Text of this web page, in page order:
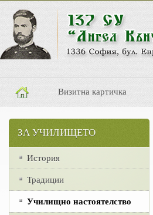
Визитна картичка
ЗА УЧИЛИЩЕТО
История
Традиции
Училищно настоятелство